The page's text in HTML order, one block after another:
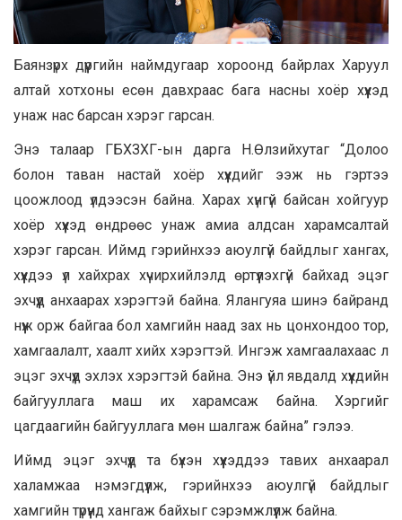
Баянзүрх дүүргийн наймдугаар хороонд байрлах Харуул
алтай хотхоны есөн давхраас бага насны хоёр хүүхэд
унаж нас барсан хэрэг гарсан.
Энэ талаар ГБХЗХГ-ын дарга Н.Өлзийхутаг “Долоо
болон таван настай хоёр хүүхдийг ээж нь гэртээ
цоожлоод үлдээсэн байна. Харах хүнгүй байсан хойгуур
хоёр хүүхэд өндрөөс унаж амиа алдсан харамсалтай
хэрэг гарсан. Иймд гэрийнхээ аюулгүй байдлыг хангах,
хүүхдээ үл хайхрах хүчирхийлэлд өртүүлэхгүй байхад эцэг
эхчүүд анхаарах хэрэгтэй байна. Ялангуяа шинэ байранд
нүүж орж байгаа бол хамгийн наад зах нь цонхондоо тор,
хамгаалалт, хаалт хийх хэрэгтэй. Ингэж хамгаалахаас л
эцэг эхчүүд эхлэх хэрэгтэй байна. Энэ үйл явдалд хүүхдийн
байгууллага маш их харамсаж байна. Хэргийг
цагдаагийн байгууллага мөн шалгаж байна” гэлээ.
Иймд эцэг эхчүүд та бүхэн хүүхэддээ тавих анхаарал
халамжаа нэмэгдүүлж, гэрийнхээ аюулгүй байдлыг
хамгийн түрүүнд хангаж байхыг сэрэмжлүүлж байна.